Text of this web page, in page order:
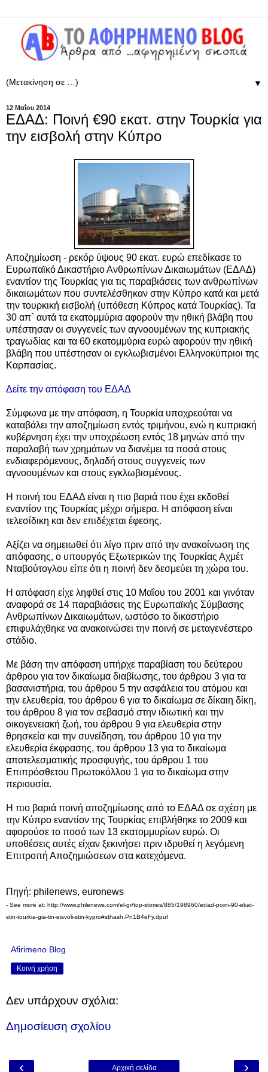
▼
12 Μαΐου 2014
ΕΔΑΔ: Ποινή €90 εκατ. στην Τουρκία για
την εισβολή στην Κύπρο
Αποζημίωση - ρεκόρ ύψους 90 εκατ. ευρώ επεδίκασε το
Ευρωπαϊκό Δικαστήριο Ανθρωπίνων Δικαιωμάτων (ΕΔΑΔ)
εναντίον της Τουρκίας για τις παραβιάσεις των ανθρωπίνων
δικαιωμάτων που συντελέσθηκαν στην Κύπρο κατά και μετά
την τουρκική εισβολή (υπόθεση Κύπρος κατά Τουρκίας). Τα
30 απ` αυτά τα εκατομμύρια αφορούν την ηθική βλάβη που
υπέστησαν οι συγγενείς των αγνοουμένων της κυπριακής
τραγωδίας και τα 60 εκατομμύρια ευρώ αφορούν την ηθική
βλάβη που υπέστησαν οι εγκλωβισμένοι Ελληνοκύπριοι της
Καρπασίας.
Δείτε την απόφαση του ΕΔΑΔ
Σύμφωνα με την απόφαση, η Τουρκία υποχρεούται να
καταβάλει την αποζημίωση εντός τριμήνου, ενώ η κυπριακή
κυβέρνηση έχει την υποχρέωση εντός 18 μηνών από την
παραλαβή των χρημάτων να διανέμει τα ποσά στους
ενδιαφερόμενους, δηλαδή στους συγγενείς των
αγνοουμένων και στους εγκλωβισμένους.
Η ποινή του ΕΔΑΔ είναι η πιο βαριά που έχει εκδοθεί
εναντίον της Τουρκίας μέχρι σήμερα. H απόφαση είναι
τελεσίδικη και δεν επιδέχεται έφεσης.
Αξίζει να σημειωθεί ότι λίγο πριν από την ανακοίνωση της
απόφασης, ο υπουργός Εξωτερικών της Τουρκίας Αχμέτ
Νταβούτογλου είπε ότι η ποινή δεν δεσμεύει τη χώρα του.
Η απόφαση είχε ληφθεί στις 10 Μαΐου του 2001 και γινόταν
αναφορά σε 14 παραβιάσεις της Ευρωπαϊκής Σύμβασης
Ανθρωπίνων Δικαιωμάτων, ωστόσο το δικαστήριο
επιφυλάχθηκε να ανακοινώσει την ποινή σε μεταγενέστερο
στάδιο.
Με βάση την απόφαση υπήρχε παραβίαση του δεύτερου
άρθρου για τον δικαίωμα διαβίωσης, του άρθρου 3 για τα
βασανιστήρια, του άρθρου 5 την ασφάλεια του ατόμου και
την ελευθερία, του άρθρου 6 για το δικαίωμα σε δίκαιη δίκη,
του άρθρου 8 για τον σεβασμό στην ιδιωτική και την
οικογενειακή ζωή, του άρθρου 9 για ελευθερία στην
θρησκεία και την συνείδηση, του άρθρου 10 για την
ελευθερία έκφρασης, του άρθρου 13 για το δικαίωμα
αποτελεσματικής προσφυγής, του άρθρου 1 του
Επιπρόσθετου Πρωτοκόλλου 1 για το δικαίωμα στην
περιουσία.
Η πιο βαριά ποινή αποζημίωσης από το ΕΔΑΔ σε σχέση με
την Κύπρο εναντίον της Τουρκίας επιβλήθηκε το 2009 και
αφορούσε το ποσό των 13 εκατομμυρίων ευρώ. Οι
υποθέσεις αυτές είχαν ξεκινήσει πριν ιδρυθεί η λεγόμενη
Επιτροπή Αποζημιώσεων στα κατεχόμενα.
Πηγή: philenews, euronews
- See more at: http://www.philenews.com/el-gr/top-stories/885/198960/edad-poini-90-ekat-
stin-tourkia-gia-tin-eisvoli-stin-kypro#sthash.Pn1B4eFy.dpuf
Afirimeno Blog
Κοινή χρήση
Δεν υπάρχουν σχόλια:
Δημοσίευση σχολίου
‹ ›
Αρχική σελίδα